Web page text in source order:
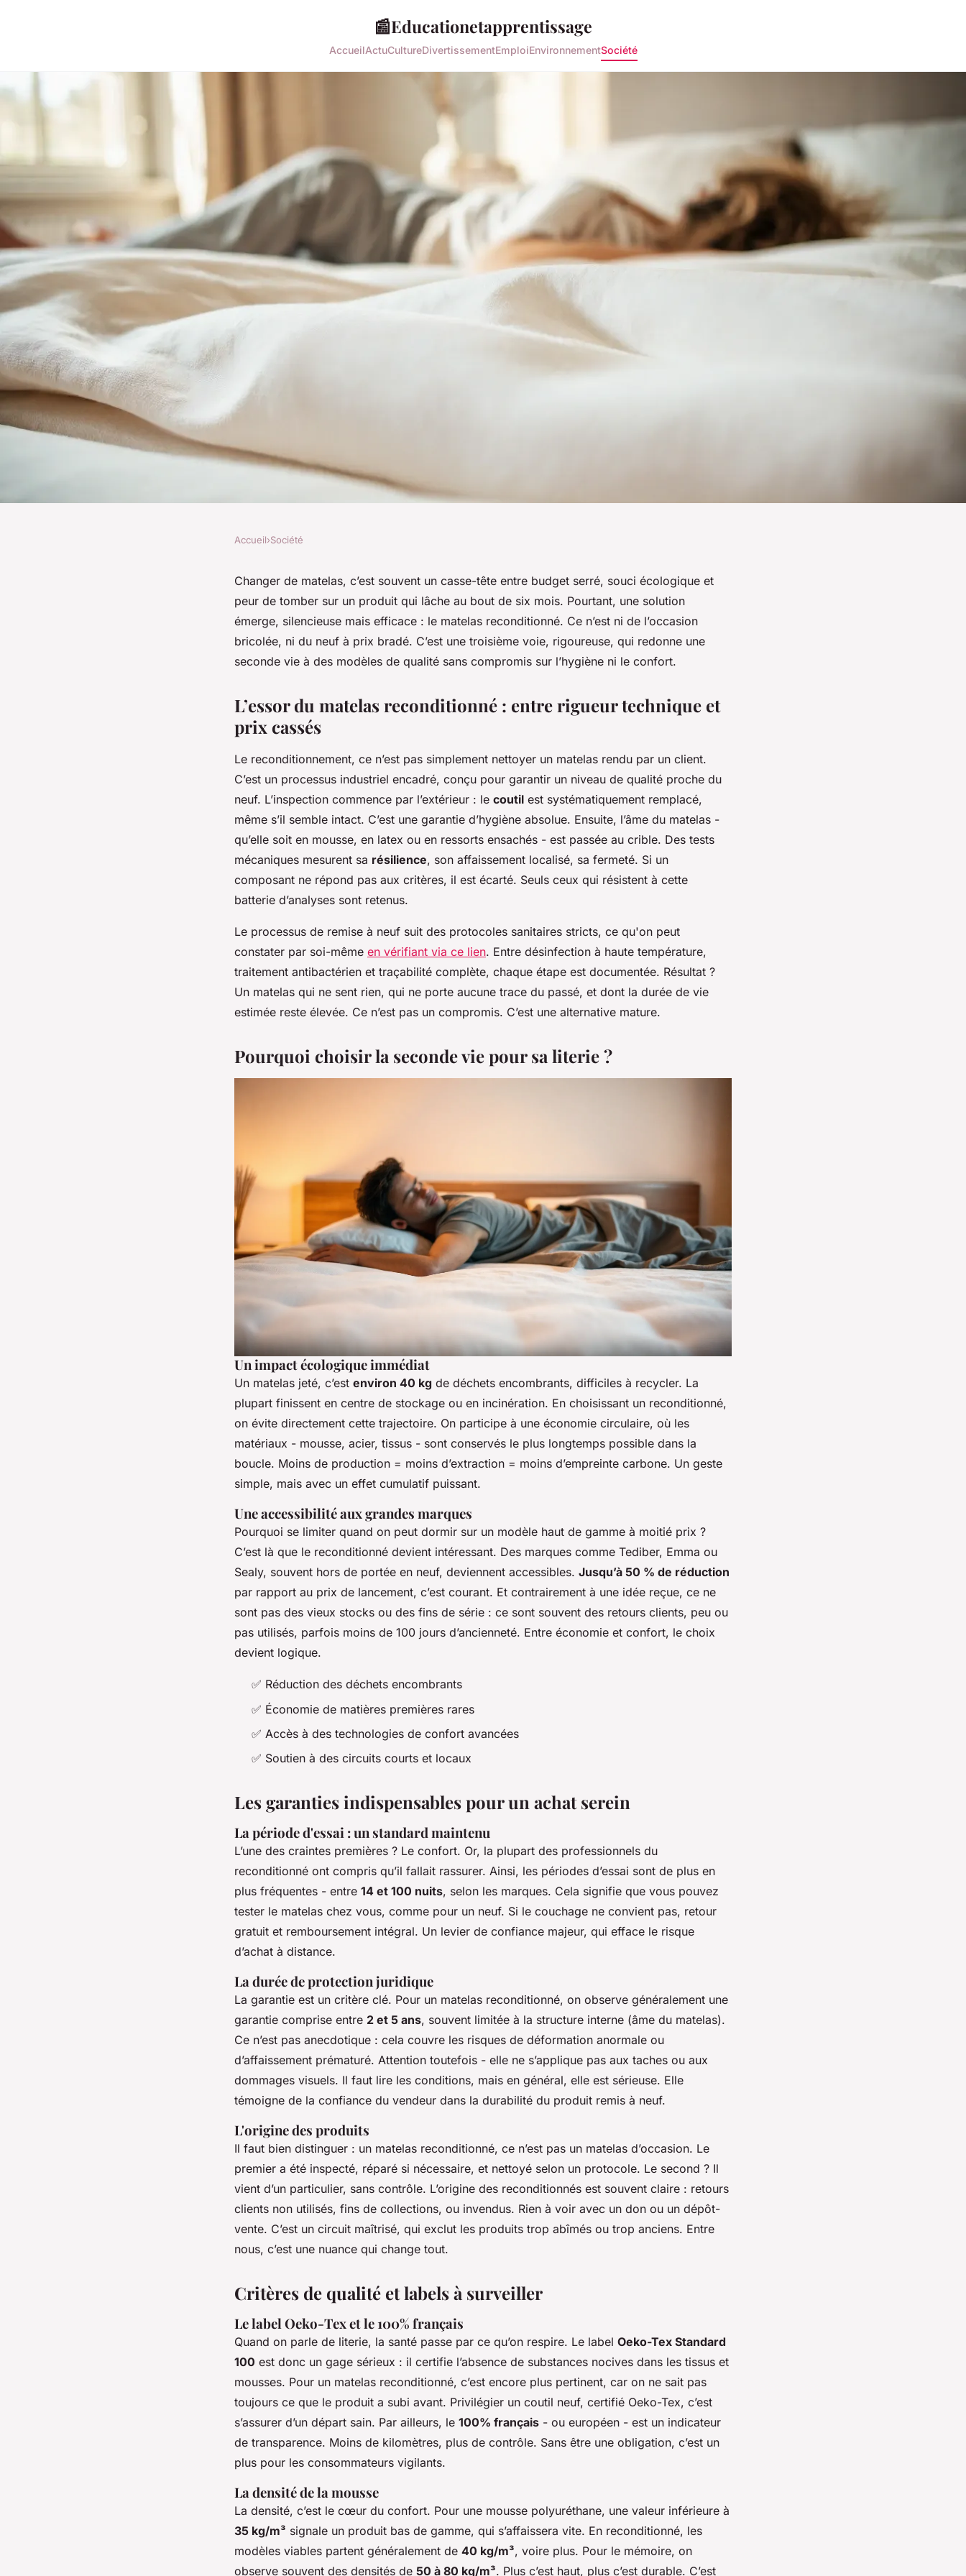
📰Educationetapprentissage
AccueilActuCultureDivertissementEmploiEnvironnementSociété
Les avantages d'opter pour un matelas
reconditionné : confort et économies
Accueil›Société
Changer de matelas, c’est souvent un casse-tête entre budget serré, souci écologique et
peur de tomber sur un produit qui lâche au bout de six mois. Pourtant, une solution
émerge, silencieuse mais efficace : le matelas reconditionné. Ce n’est ni de l’occasion
bricolée, ni du neuf à prix bradé. C’est une troisième voie, rigoureuse, qui redonne une
seconde vie à des modèles de qualité sans compromis sur l’hygiène ni le confort.
L’essor du matelas reconditionné : entre rigueur technique et
prix cassés
Le reconditionnement, ce n’est pas simplement nettoyer un matelas rendu par un client.
C’est un processus industriel encadré, conçu pour garantir un niveau de qualité proche du
neuf. L’inspection commence par l’extérieur : le coutil est systématiquement remplacé,
même s’il semble intact. C’est une garantie d’hygiène absolue. Ensuite, l’âme du matelas -
qu’elle soit en mousse, en latex ou en ressorts ensachés - est passée au crible. Des tests
mécaniques mesurent sa résilience, son affaissement localisé, sa fermeté. Si un
composant ne répond pas aux critères, il est écarté. Seuls ceux qui résistent à cette
batterie d’analyses sont retenus.
Le processus de remise à neuf suit des protocoles sanitaires stricts, ce qu'on peut
constater par soi-même en vérifiant via ce lien. Entre désinfection à haute température,
traitement antibactérien et traçabilité complète, chaque étape est documentée. Résultat ?
Un matelas qui ne sent rien, qui ne porte aucune trace du passé, et dont la durée de vie
estimée reste élevée. Ce n’est pas un compromis. C’est une alternative mature.
Pourquoi choisir la seconde vie pour sa literie ?
Un impact écologique immédiat
Un matelas jeté, c’est environ 40 kg de déchets encombrants, difficiles à recycler. La
plupart finissent en centre de stockage ou en incinération. En choisissant un reconditionné,
on évite directement cette trajectoire. On participe à une économie circulaire, où les
matériaux - mousse, acier, tissus - sont conservés le plus longtemps possible dans la
boucle. Moins de production = moins d’extraction = moins d’empreinte carbone. Un geste
simple, mais avec un effet cumulatif puissant.
Une accessibilité aux grandes marques
Pourquoi se limiter quand on peut dormir sur un modèle haut de gamme à moitié prix ?
C’est là que le reconditionné devient intéressant. Des marques comme Tediber, Emma ou
Sealy, souvent hors de portée en neuf, deviennent accessibles. Jusqu’à 50 % de réduction
par rapport au prix de lancement, c’est courant. Et contrairement à une idée reçue, ce ne
sont pas des vieux stocks ou des fins de série : ce sont souvent des retours clients, peu ou
pas utilisés, parfois moins de 100 jours d’ancienneté. Entre économie et confort, le choix
devient logique.
✅ Réduction des déchets encombrants
✅ Économie de matières premières rares
✅ Accès à des technologies de confort avancées
✅ Soutien à des circuits courts et locaux
Les garanties indispensables pour un achat serein
La période d'essai : un standard maintenu
L’une des craintes premières ? Le confort. Or, la plupart des professionnels du
reconditionné ont compris qu’il fallait rassurer. Ainsi, les périodes d’essai sont de plus en
plus fréquentes - entre 14 et 100 nuits, selon les marques. Cela signifie que vous pouvez
tester le matelas chez vous, comme pour un neuf. Si le couchage ne convient pas, retour
gratuit et remboursement intégral. Un levier de confiance majeur, qui efface le risque
d’achat à distance.
La durée de protection juridique
La garantie est un critère clé. Pour un matelas reconditionné, on observe généralement une
garantie comprise entre 2 et 5 ans, souvent limitée à la structure interne (âme du matelas).
Ce n’est pas anecdotique : cela couvre les risques de déformation anormale ou
d’affaissement prématuré. Attention toutefois - elle ne s’applique pas aux taches ou aux
dommages visuels. Il faut lire les conditions, mais en général, elle est sérieuse. Elle
témoigne de la confiance du vendeur dans la durabilité du produit remis à neuf.
L'origine des produits
Il faut bien distinguer : un matelas reconditionné, ce n’est pas un matelas d’occasion. Le
premier a été inspecté, réparé si nécessaire, et nettoyé selon un protocole. Le second ? Il
vient d’un particulier, sans contrôle. L’origine des reconditionnés est souvent claire : retours
clients non utilisés, fins de collections, ou invendus. Rien à voir avec un don ou un dépôt-
vente. C’est un circuit maîtrisé, qui exclut les produits trop abîmés ou trop anciens. Entre
nous, c’est une nuance qui change tout.
Critères de qualité et labels à surveiller
Le label Oeko-Tex et le 100% français
Quand on parle de literie, la santé passe par ce qu’on respire. Le label Oeko-Tex Standard
100 est donc un gage sérieux : il certifie l’absence de substances nocives dans les tissus et
mousses. Pour un matelas reconditionné, c’est encore plus pertinent, car on ne sait pas
toujours ce que le produit a subi avant. Privilégier un coutil neuf, certifié Oeko-Tex, c’est
s’assurer d’un départ sain. Par ailleurs, le 100% français - ou européen - est un indicateur
de transparence. Moins de kilomètres, plus de contrôle. Sans être une obligation, c’est un
plus pour les consommateurs vigilants.
La densité de la mousse
La densité, c’est le cœur du confort. Pour une mousse polyuréthane, une valeur inférieure à
35 kg/m³ signale un produit bas de gamme, qui s’affaissera vite. En reconditionné, les
modèles viables partent généralement de 40 kg/m³, voire plus. Pour le mémoire, on
observe souvent des densités de 50 à 80 kg/m³. Plus c’est haut, plus c’est durable. C’est